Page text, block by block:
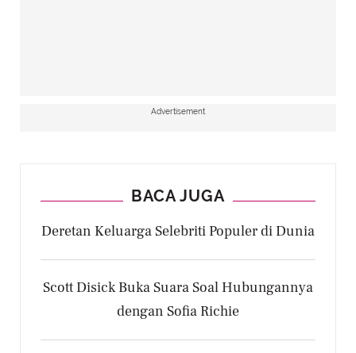
Advertisement
BACA JUGA
Deretan Keluarga Selebriti Populer di Dunia
Scott Disick Buka Suara Soal Hubungannya
dengan Sofia Richie